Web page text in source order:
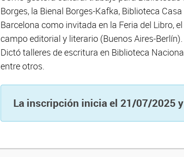
Borges, la Bienal Borges-Kafka, Biblioteca
Barcelona como invitada en la Feria del Libro,
campo editorial y literario (Buenos Aires-Berlín).
Dictó talleres de escritura en Biblioteca
entre otros.
La inscripción inicia el 21/07/2025